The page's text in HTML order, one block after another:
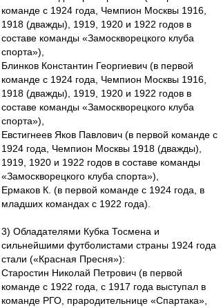
команде с 1924 года, Чемпион Москвы 1916,
1918 (дважды), 1919, 1920 и 1922 годов в
составе команды «Замоскворецкого клуба
спорта»),
Блинков Константин Георгиевич (в первой
команде с 1924 года, Чемпион Москвы 1916,
1918 (дважды), 1919, 1920 и 1922 годов в
составе команды «Замоскворецкого клуба
спорта»),
Евстигнеев Яков Павлович (в первой команде с
1924 года, Чемпион Москвы 1918 (дважды),
1919, 1920 и 1922 годов в составе команды
«Замоскворецкого клуба спорта»),
Ермаков К. (в первой команде с 1924 года, в
младших командах с 1922 года).
3) Обладателями Кубка Тосмена и
сильнейшими футболистами страны 1924 года
стали («Красная Пресня»):
Старостин Николай Петрович (в первой
команде с 1922 года, с 1917 года выступал в
команде РГО, прародительнице «Спартака»,